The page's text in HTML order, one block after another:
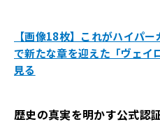
【画像18枚】これがハイパ
で新たな章を迎えた「ヴェイ
見る
歴史の真実を明かす公式認